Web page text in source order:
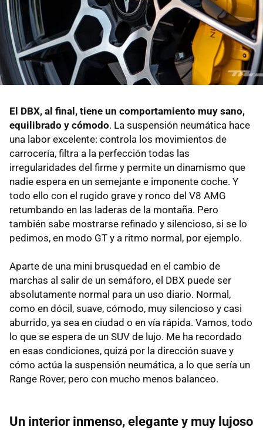
El DBX, al final, tiene un comportamiento muy sano,
equilibrado y cómodo. La suspensión neumática hace
una labor excelente: controla los movimientos de
carrocería, filtra a la perfección todas las
irregularidades del firme y permite un dinamismo que
nadie espera en un semejante e imponente coche. Y
todo ello con el rugido grave y ronco del V8 AMG
retumbando en las laderas de la montaña. Pero
también sabe mostrarse refinado y silencioso, si se lo
pedimos, en modo GT y a ritmo normal, por ejemplo.
Aparte de una mini brusquedad en el cambio de
marchas al salir de un semáforo, el DBX puede ser
absolutamente normal para un uso diario. Normal,
como en dócil, suave, cómodo, muy silencioso y casi
aburrido, ya sea en ciudad o en vía rápida. Vamos, todo
lo que se espera de un SUV de lujo. Me ha recordado
en esas condiciones, quizá por la dirección suave y
cómo actúa la suspensión neumática, a lo que sería un
Range Rover, pero con mucho menos balanceo.
Un interior inmenso, elegante y muy lujoso